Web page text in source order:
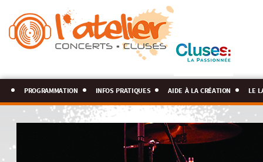
programmation infos pratiques aide à la création le